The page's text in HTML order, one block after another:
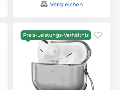
Vergleichen
Preis-Leistungs-Verhältnis